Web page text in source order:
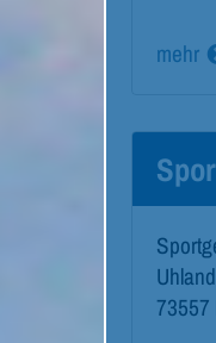
mehr
73557